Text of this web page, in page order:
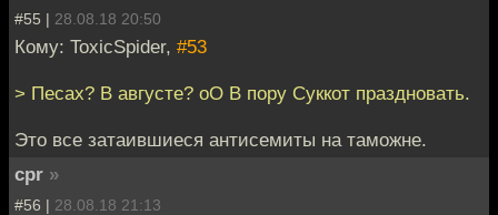
#55 | 28.08.18 20:50
Кому: ToxicSpider, #53
> Песах? В августе? оО В пору Суккот праздновать.
Это все затаившиеся антисемиты на таможне.
cpr »
#56 | 28.08.18 21:13